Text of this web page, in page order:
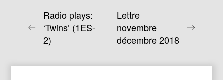
Radio plays:
‘Twins’ (1ES-
2)
Lettre
novembre
décembre 2018